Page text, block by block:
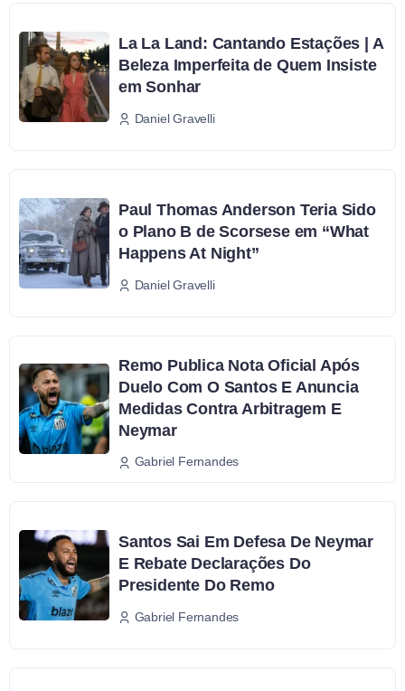
La La Land: Cantando Estações | A
Beleza Imperfeita de Quem Insiste
em Sonhar
Daniel Gravelli
Paul Thomas Anderson Teria Sido
o Plano B de Scorsese em “What
Happens At Night”
Daniel Gravelli
Remo Publica Nota Oficial Após
Duelo Com O Santos E Anuncia
Medidas Contra Arbitragem E
Neymar
Gabriel Fernandes
Santos Sai Em Defesa De Neymar
E Rebate Declarações Do
Presidente Do Remo
Gabriel Fernandes